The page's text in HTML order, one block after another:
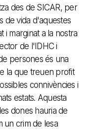
des de SICAR, per
de vida d'aquestes
i marginat a la nostra
de l'IDHC i
persones és una
la que treuen profit
connivències i
estats. Aquesta
dones hauria de
un crim de lesa